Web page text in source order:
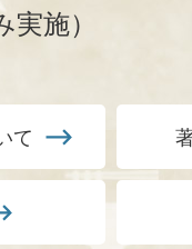
施）
て